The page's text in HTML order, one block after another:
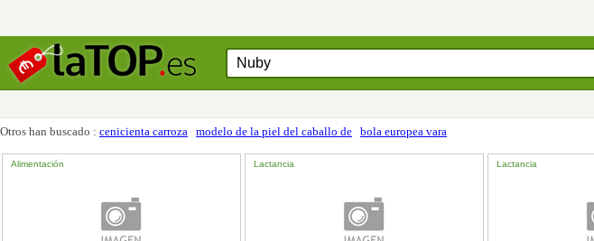
Otros han buscado : cenicienta carroza modelo de la piel del caballo de bola europea vara
Alimentación Lactancia Lactancia